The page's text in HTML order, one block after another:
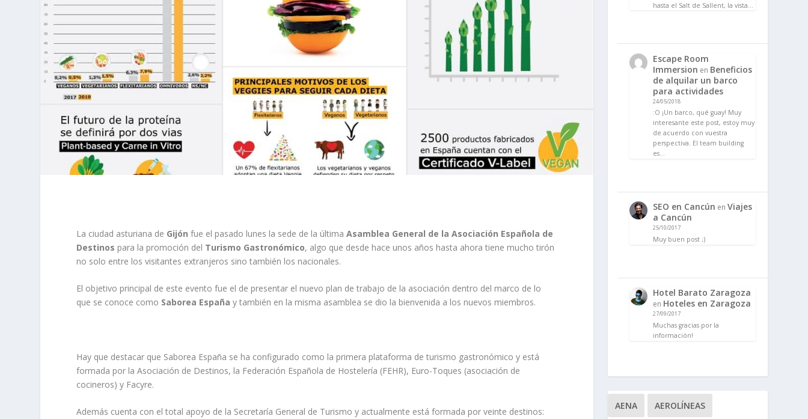
La ciudad asturiana de Gijónfue el pasado lunes la sede de la últimaAsamblea General de la Asociación Española de
Destinos para la promoción del Turismo Gastronómico, algo que desde hace unos años hasta ahora tiene mucho tirón
no solo entre los visitantes extranjeros sino también los nacionales.
El objetivo principal de este evento fue el de presentar el nuevo plan de trabajo de la asociación dentro del marco de lo
que se conoce como Saborea España y también en la misma asamblea se dio la bienvenida a los nuevos miembros.
Hay que destacar que Saborea España se ha configurado como la primera plataforma de turismo gastronómico y está
formada por la Asociación de Destinos, la Federación Española de Hostelería (FEHR), Euro-Toques (asociación de
cocineros) y Facyre.
Además cuenta con el total apoyo de la Secretaría General de Turismo y actualmente está formada por veinte destinos:
hasta el Salt de Sallent, la vista…
Escape Room
Immersion en Beneficios
de alquilar un barco
para actividades
24/05/2018
:O ¡Un barco, qué guay! Muy
interesante este post, estoy muy
de acuerdo con vuestra
perspectiva. El team building
es…
SEO en Cancún en Viajes
a Cancún
25/10/2017
Muy buen post ;)
Hotel Barato Zaragoza
en Hoteles en Zaragoza
27/09/2017
Muchas gracias por la
información!
AENA AEROLÍNEAS